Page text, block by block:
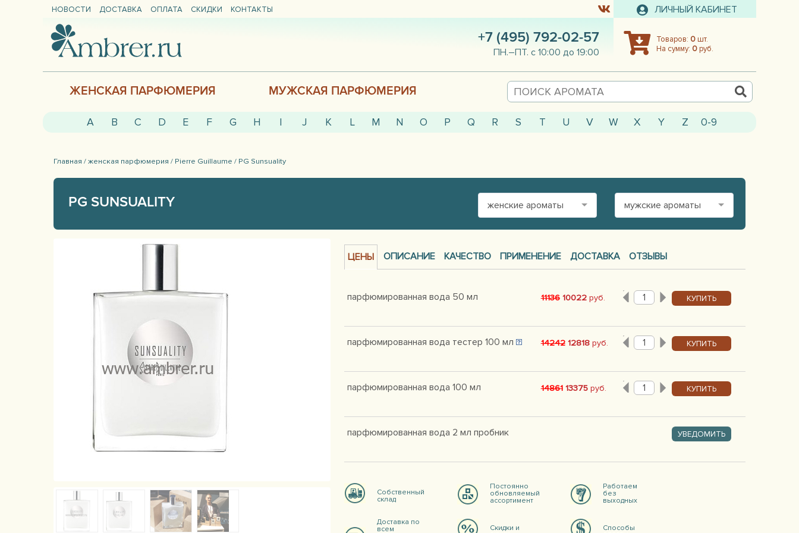
НОВОСТИ ДОСТАВКА ОПЛАТА СКИДКИ КОНТАКТЫ ЛИЧНЫЙ КАБИНЕТ
Товаров: 0шт.
На сумму: 0руб.
+7 (495) 792-02-57
ПН.–ПТ. с 10:00 до 19:00
ЖЕНСКАЯ ПАРФЮМЕРИЯ МУЖСКАЯ ПАРФЮМЕРИЯ
A B C D E F G H I J K L M N O P Q R S T U V W X Y Z 0-9
Главная /женская парфюмерия / Pierre Guillaume / PG Sunsuality
PG SUNSUALITY мужские ароматы
женские ароматы
ЦЕНЫ ОПИСАНИЕ КАЧЕСТВО ПРИМЕНЕНИЕ ДОСТАВКА ОТЗЫВЫ
парфюмированная вода 50 мл 11136 10022руб. КУПИТЬ
парфюмированная вода тестер 100 мл 14242 12818руб. КУПИТЬ
парфюмированная вода 100 мл 14861 13375руб. КУПИТЬ
парфюмированная вода 2 мл пробник УВЕДОМИТЬ
Собственный
склад
Постоянно
обновляемый
ассортимент
Работаем
без
выходных
Доставка по
всем
Скидки и
Способы